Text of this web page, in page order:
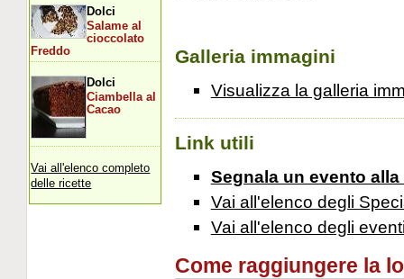
Galleria immagini
Visualizza la galleria
Link utili
Segnala un evento
Vai all'elenco degli
Vai all'elenco degli
Come raggiungere la
Dolci
Salame al
cioccolato
Freddo
Dolci
Ciambella al
Cacao
Vai all'elenco completo
delle ricette